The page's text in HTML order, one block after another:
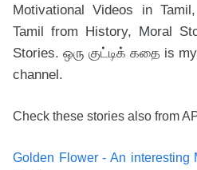
Motivational Videos in
Tamil from History, Moral
Stories. ஒரு குட்டிக் கதை is
Check these stories also from
Golden Flower - An interesting